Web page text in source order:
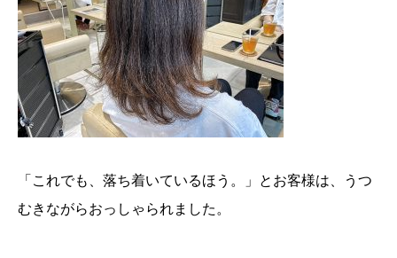
「これでも、落ち着いているほう。」とお客様は、うつ
むきながらおっしゃられました。